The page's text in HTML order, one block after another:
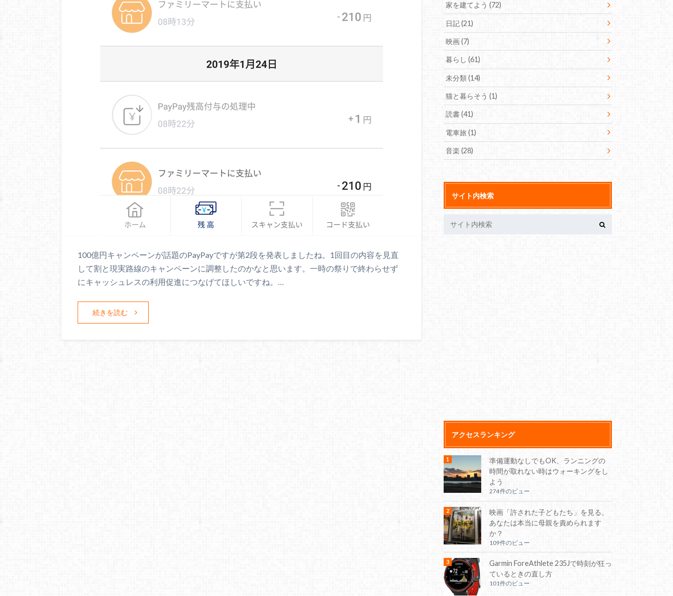
100億円キャンペーンが話題のPayPayですが第2段を発表しましたね。1回目の内容を見直
して割と現実路線のキャンペーンに調整したのかなと思います。一時の祭りで終わらせず
にキャッシュレスの利用促進につなげてほしいですね。…
続きを読む
家を建てよう(72)
日記(21)
映画(7)
暮らし(61)
未分類(14)
猫と暮らそう(1)
読書(41)
電車旅(1)
音楽(28)
サイト内検索
アクセスランキング
準備運動なしでもOK、ランニングの
時間が取れない時はウォーキングをし
よう
274件のビュー
映画「許された子どもたち」を見る。
あなたは本当に母親を責められます
か？
109件のビュー
Garmin ForeAthlete 235Jで時刻が狂っ
ているときの直し方
101件のビュー